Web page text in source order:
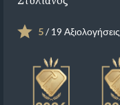
5/ 19 Αξιολογήσεις